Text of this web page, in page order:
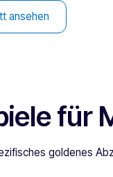
ansehen
für